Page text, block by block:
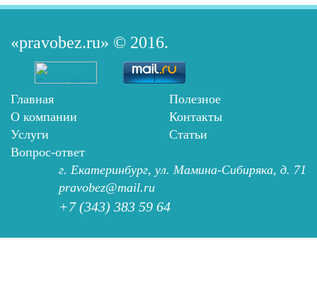
«pravobez.ru» © 2016.
Главная
О компании
Услуги
Вопрос-ответ
Полезное
Контакты
Статьи
г. Екатеринбург, ул. Мамина-Сибиряка, д. 71
pravobez@mail.ru
+7 (343) 383 59 64